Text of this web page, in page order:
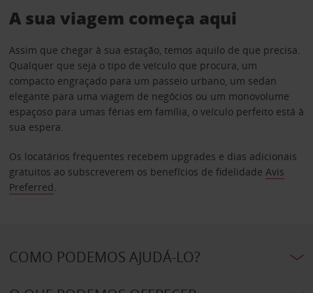
A sua viagem começa aqui
Assim que chegar à sua estação, temos aquilo de que precisa.
Qualquer que seja o tipo de veículo que procura, um
compacto engraçado para um passeio urbano, um sedan
elegante para uma viagem de negócios ou um monovolume
espaçoso para umas férias em família, o veículo perfeito está à
sua espera.
Os locatários frequentes recebem upgrades e dias adicionais
gratuitos ao subscreverem os benefícios de fidelidade Avis
Preferred.
COMO PODEMOS AJUDÁ-LO?